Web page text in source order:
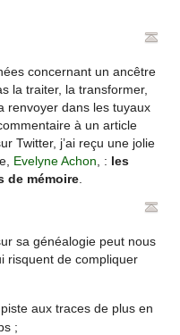
concernant un ancêtre
la traiter, la transformer,
renvoyer dans les tuyaux
à un article
Twitter, j’ai reçu une jolie
Evelyne Achon , : les
de mémoire
sa généalogie peut nous
risquent de compliquer
aux traces de plus en
;